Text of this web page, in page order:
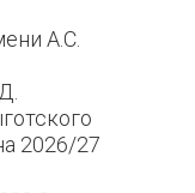
А.С.
2026/27